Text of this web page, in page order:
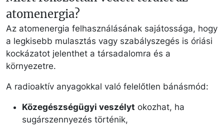
atomenergia?
Az atomenergia felhasználásának sajátossága, hogy
a legkisebb mulasztás vagy szabályszegés is óriási
kockázatot jelenthet a társadalomra és a
környezetre.
A radioaktív anyagokkal való felelőtlen bánásmód:
Közegészségügyi veszélyt okozhat, ha
sugárszennyezés történik,